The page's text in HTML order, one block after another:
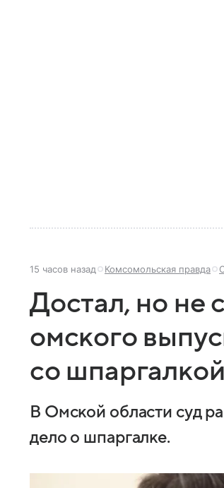
15 часов назад Комсомольская правда
Достал, но не
омского
со шпаргалкой
В Омской области суд
дело о шпаргалке.